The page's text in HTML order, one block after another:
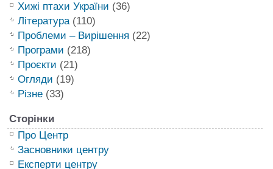
Хижі птахи України (36)
Література(110)
Проблеми – Вирішення (22)
Програми (218)
Проєкти (21)
Огляди (19)
Різне(33)
Сторінки
Про Центр
Засновники центру
Експерти центру